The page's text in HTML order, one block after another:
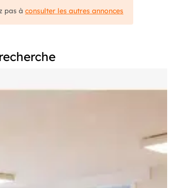
pas à consulter les autres annonces